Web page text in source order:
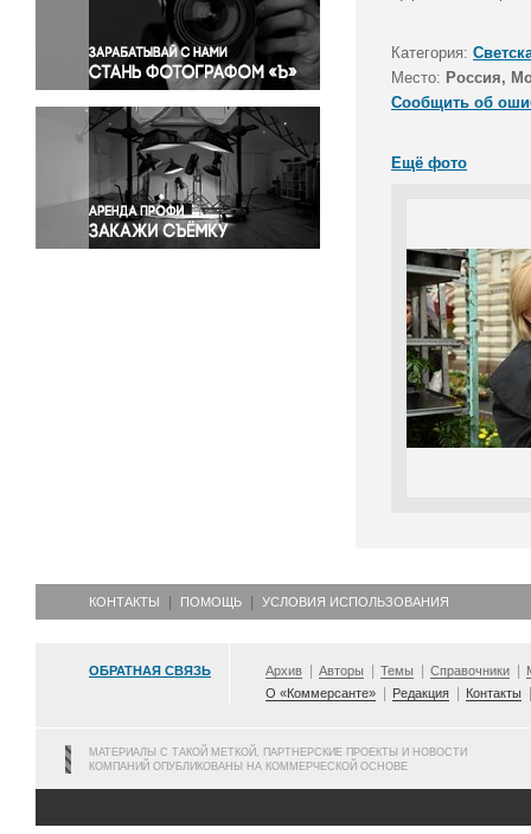
Правосудие
Происшествия и конфликты
Религия
Светская жизнь
Спорт
Экология
Экономика и бизнес
Категория:
Место: Россия,
Сообщить об
Ещё фото
КОНТАКТЫ ПОМОЩЬ УСЛОВИЯ ИСПОЛЬЗОВАНИЯ
ОБРАТНАЯ СВЯЗЬ Архив Авторы Темы Справочники
О «Коммерсанте»
Редакция Контакты
МАТЕРИАЛЫ С ТАКОЙ МЕТКОЙ, ПАРТНЕРСКИЕ ПРОЕКТЫ И НОВОСТИ
КОМПАНИЙ ОПУБЛИКОВАНЫ НА КОММЕРЧЕСКОЙ ОСНОВЕ